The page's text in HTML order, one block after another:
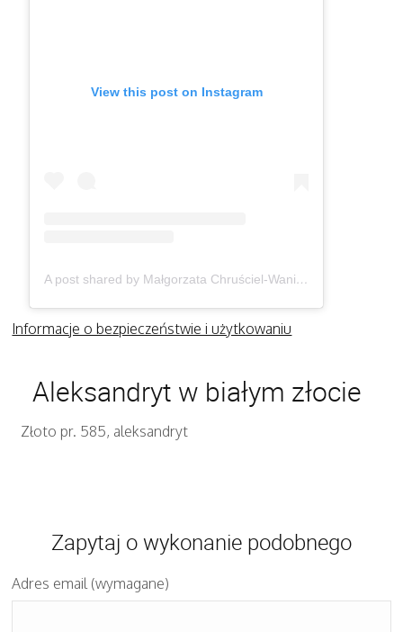
View this post on Instagram
A post shared by Małgorzata Chruściel-Waniek (@gosiawaniek)
Informacje o bezpieczeństwie i użytkowaniu
Aleksandryt w białym złocie
Złoto pr. 585, aleksandryt
Zapytaj o wykonanie podobnego
Adres email (wymagane)